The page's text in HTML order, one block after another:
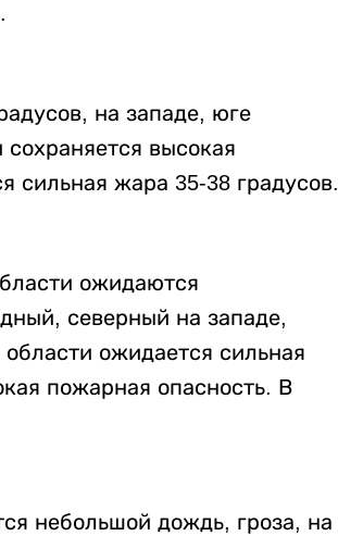
на западе, юге
высокая
сильная жара 35-38 градусов.
ожидаются
северный на западе,
ожидается сильная
пожарная опасность. В
небольшой дождь, гроза, на